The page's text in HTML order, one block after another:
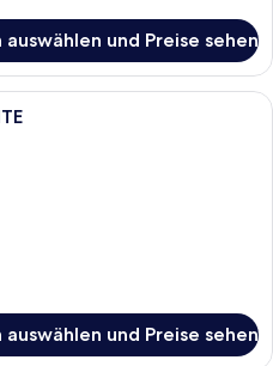
auswählen und Preise sehen
Ein modernes Hotelzimmer mit
auswählen und Preise sehen